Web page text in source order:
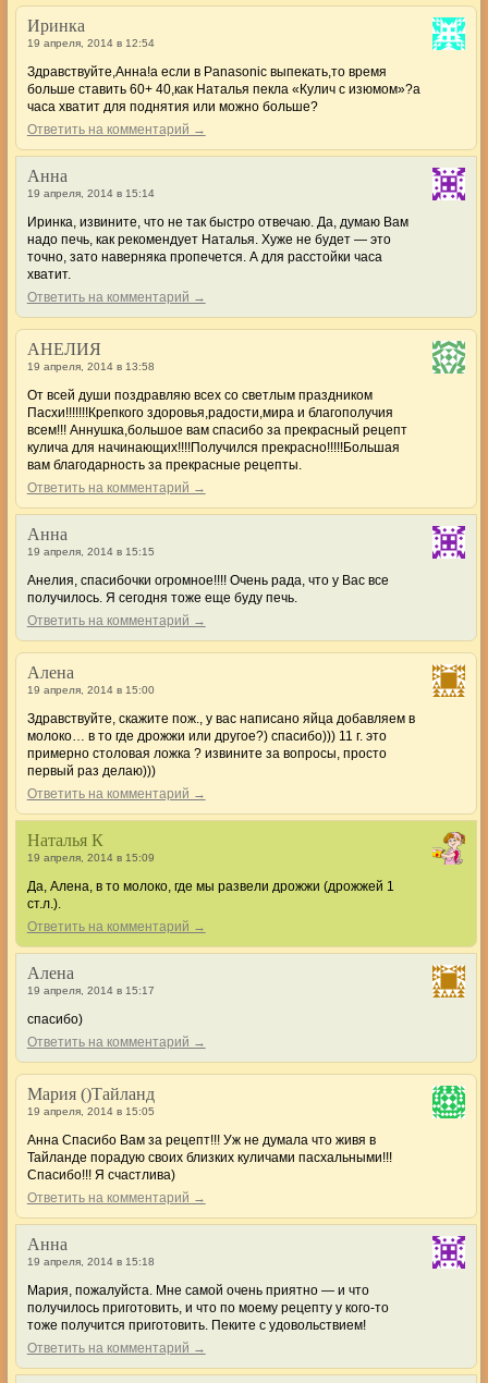
Иринка
19 апреля, 2014 в 12:54
Здравствуйте,Анна!а если в Panasonic выпекать,то время
больше ставить 60+ 40,как Наталья пекла «Кулич с изюмом»?а
часа хватит для поднятия или можно больше?
Ответить на комментарий →
Анна
19 апреля, 2014 в 15:14
Иринка, извините, что не так быстро отвечаю. Да, думаю Вам
надо печь, как рекомендует Наталья. Хуже не будет — это
точно, зато наверняка пропечется. А для расстойки часа
хватит.
Ответить на комментарий →
AНЕЛИЯ
19 апреля, 2014 в 13:58
От всей души поздравляю всех со светлым праздником
Пасхи!!!!!!!Крепкого здоровья,радости,мира и благополучия
всем!!! Аннушка,большое вам спасибо за прекрасный рецепт
кулича для начинающих!!!!Получился прекрасно!!!!!Большая
вам благодарность за прекрасные рецепты.
Ответить на комментарий →
Анна
19 апреля, 2014 в 15:15
Анелия, спасибочки огромное!!!! Очень рада, что у Вас все
получилось. Я сегодня тоже еще буду печь.
Ответить на комментарий →
Алена
19 апреля, 2014 в 15:00
Здравствуйте, скажите пож., у вас написано яйца добавляем в
молоко… в то где дрожжи или другое?) спасибо))) 11 г. это
примерно столовая ложка ? извините за вопросы, просто
первый раз делаю)))
Ответить на комментарий →
Наталья К
19 апреля, 2014 в 15:09
Да, Алена, в то молоко, где мы развели дрожжи (дрожжей 1
ст.л.).
Ответить на комментарий →
Алена
19 апреля, 2014 в 15:17
спасибо)
Ответить на комментарий →
Мария ()Тайланд
19 апреля, 2014 в 15:05
Анна Спасибо Вам за рецепт!!! Уж не думала что живя в
Тайланде порадую своих близких куличами пасхальными!!!
Спасибо!!! Я счастлива)
Ответить на комментарий →
Анна
19 апреля, 2014 в 15:18
Мария, пожалуйста. Мне самой очень приятно — и что
получилось приготовить, и что по моему рецепту у кого-то
тоже получится приготовить. Пеките с удовольствием!
Ответить на комментарий →